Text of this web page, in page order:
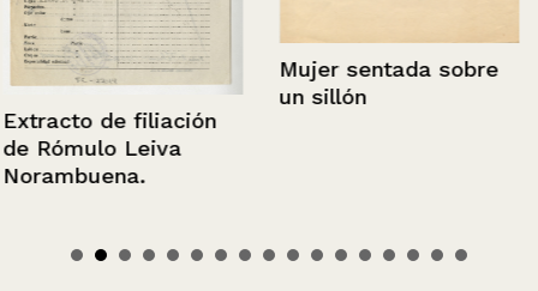
Extracto de filiación
de Rómulo Leiva
Norambuena.
Mujer sentada sobre
un sillón